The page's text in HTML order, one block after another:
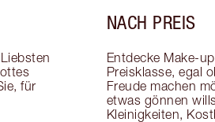
für
NACH PREIS
Entdecke Make-
Preisklasse, egal
Freude machen
etwas gönnen
Kleinigkeiten,